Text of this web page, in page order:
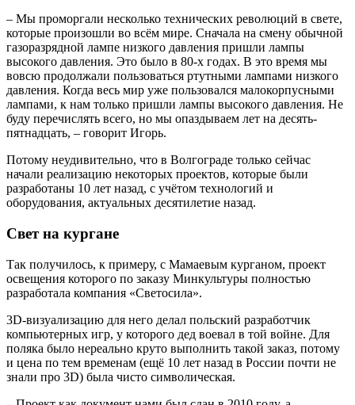
– Мы проморгали несколько технических революций в свете,
которые произошли во всём мире. Сначала на смену обычной
газоразрядной лампе низкого давления пришли лампы
высокого давления. Это было в 80-х годах. В это время мы
вовсю продолжали пользоваться ртутными лампами низкого
давления. Когда весь мир уже пользовался малокорпусными
лампами, к нам только пришли лампы высокого давления. Не
буду перечислять всего, но мы опаздываем лет на десять-
пятнадцать, – говорит Игорь.
Потому неудивительно, что в Волгограде только сейчас
начали реализацию некоторых проектов, которые были
разработаны 10 лет назад, с учётом технологий и
оборудования, актуальных десятилетие назад.
Свет на кургане
Так получилось, к примеру, с Мамаевым курганом, проект
освещения которого по заказу Минкультуры полностью
разработала компания «Светосила».
3D-визуализацию для него делал польский разработчик
компьютерных игр, у которого дед воевал в той войне. Для
поляка было нереально круто выполнить такой заказ, потому
и цена по тем временам (ещё 10 лет назад в России почти не
знали про 3D) была чисто символическая.